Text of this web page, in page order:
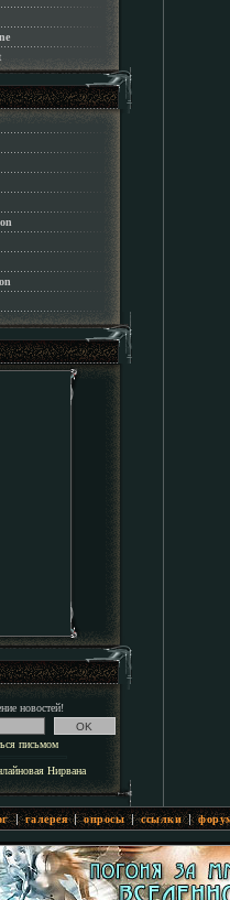
новостей!
письмом
Нирвана
|галерея|опросы|ссылки|